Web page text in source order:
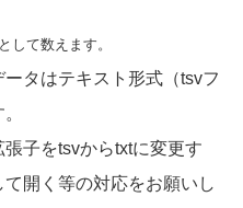
して数えます。
タはテキスト形式（tsvフ
子をtsvからtxtに変更す
開く等の対応をお願いし